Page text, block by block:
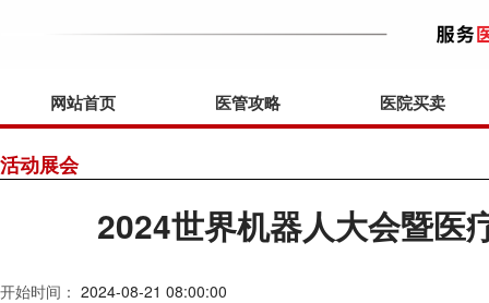
网站首页 医管攻略 医院买卖
活动展会
2024世界机器人大会暨医
开始时间： 2024-08-21 08:00:00